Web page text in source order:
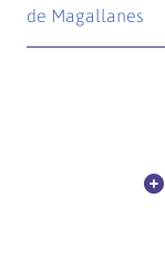
de Magallanes